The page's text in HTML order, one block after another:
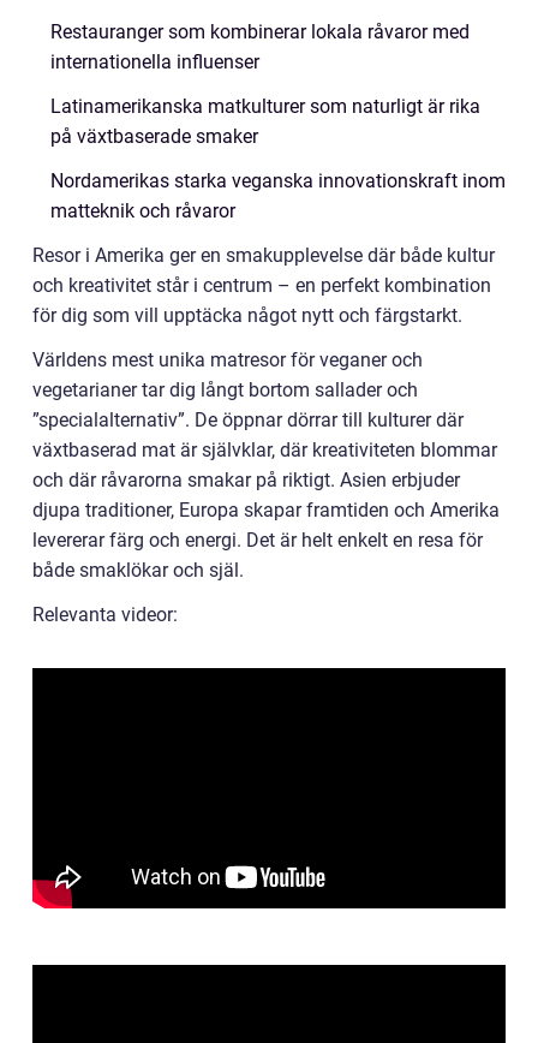
Restauranger som kombinerar lokala råvaror med
internationella influenser
Latinamerikanska matkulturer som naturligt är rika
på växtbaserade smaker
Nordamerikas starka veganska innovationskraft inom
matteknik och råvaror
Resor i Amerika ger en smakupplevelse där både kultur
och kreativitet står i centrum – en perfekt kombination
för dig som vill upptäcka något nytt och färgstarkt.
Världens mest unika matresor för veganer och
vegetarianer tar dig långt bortom sallader och
”specialalternativ”. De öppnar dörrar till kulturer där
växtbaserad mat är självklar, där kreativiteten blommar
och där råvarorna smakar på riktigt. Asien erbjuder
djupa traditioner, Europa skapar framtiden och Amerika
levererar färg och energi. Det är helt enkelt en resa för
både smaklökar och själ.
Relevanta videor: